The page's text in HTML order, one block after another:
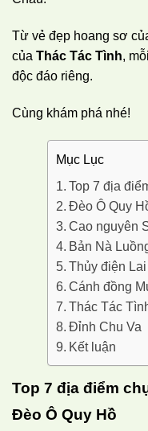
Từ vẻ đẹp hoang sơ
của Thác Tác Tình,
độc đáo riêng.
Cùng khám phá nhé!
Mục Lục
Top 7 địa
Đèo Ô Quy
Cao nguyên
Bản Nà
Thủy điện
Cánh đồng
Thác Tác
Đỉnh Chu Va
Kết luận
Top 7 địa điểm
Đèo Ô Quy Hồ